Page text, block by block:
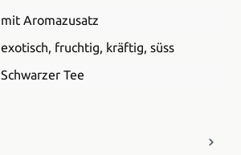
mit Aromazusatz
exotisch, fruchtig, kräftig, süss
Schwarzer Tee